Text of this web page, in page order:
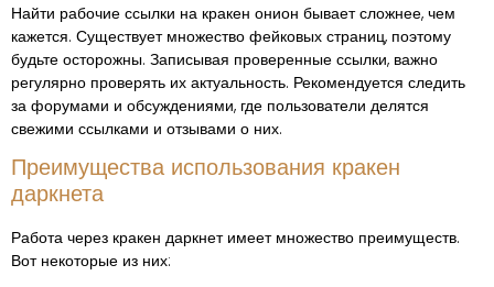
Найти рабочие ссылки на кракен онион бывает сложнее, чем
кажется. Существует множество фейковых страниц, поэтому
будьте осторожны. Записывая проверенные ссылки, важно
регулярно проверять их актуальность. Рекомендуется следить
за форумами и обсуждениями, где пользователи делятся
свежими ссылками и отзывами о них.
Преимущества использования кракен
даркнета
Работа через кракен даркнет имеет множество преимуществ.
Вот некоторые из них: